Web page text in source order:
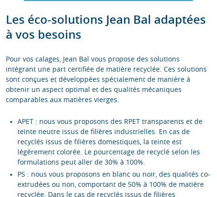
Les éco-solutions Jean Bal adaptées
à vos besoins
Pour vos calages, Jean Bal vous propose des solutions
intégrant une part certifiée de matière recyclée. Ces solutions
sont conçues et développées spécialement de manière à
obtenir un aspect optimal et des qualités mécaniques
comparables aux matières vierges.
APET : nous vous proposons des RPET transparents et de
teinte neutre issus de filières industrielles. En cas de
recyclés issus de filières domestiques, la teinte est
légèrement colorée. Le pourcentage de recyclé selon les
formulations peut aller de 30% à 100%.
PS : nous vous proposons en blanc ou noir, des qualités co-
extrudées ou non, comportant de 50% à 100% de matière
recyclée. Dans le cas de recyclés issus de filières